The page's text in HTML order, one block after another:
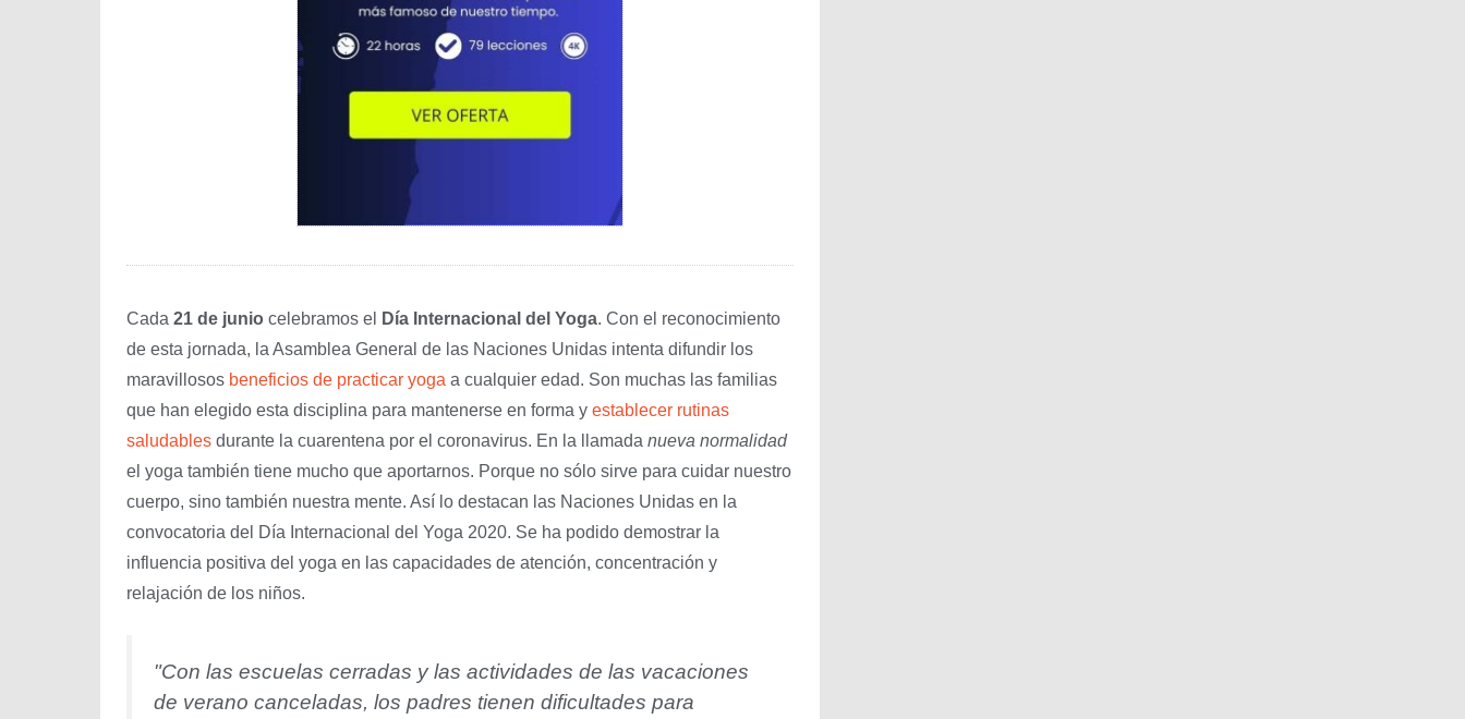
Cada 21 de junio celebramos el Día Internacional del Yoga. Con el reconocimiento
de esta jornada, la Asamblea General de las Naciones Unidas intenta difundir los
maravillosos beneficios de practicar yoga a cualquier edad. Son muchas las familias
que han elegido esta disciplina para mantenerse en forma y establecer rutinas
saludables durante la cuarentena por el coronavirus. En la llamada nueva normalidad
el yoga también tiene mucho que aportarnos. Porque no sólo sirve para cuidar nuestro
cuerpo, sino también nuestra mente. Así lo destacan las Naciones Unidas en la
convocatoria del Día Internacional del Yoga 2020. Se ha podido demostrar la
influencia positiva del yoga en las capacidades de atención, concentración y
relajación de los niños.
"Con las escuelas cerradas y las actividades de las vacaciones
de verano canceladas, los padres tienen dificultades para